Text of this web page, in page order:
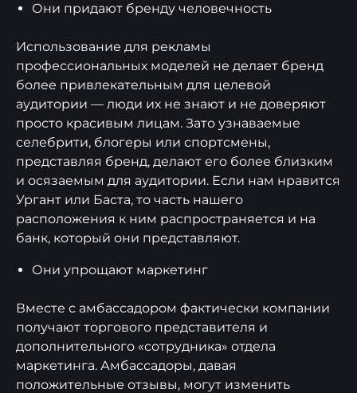
Они придают бренду человечность
Использование для рекламы
профессиональных моделей не делает бренд
более привлекательным для целевой
аудитории — люди их не знают и не доверяют
просто красивым лицам. Зато узнаваемые
селебрити, блогеры или спортсмены,
представляя бренд, делают его более близким
и осязаемым для аудитории. Если нам нравится
Ургант или Баста, то часть нашего
расположения к ним распространяется и на
банк, который они представляют.
Они упрощают маркетинг
Вместе с амбассадором фактически компании
получают торгового представителя и
дополнительного «сотрудника» отдела
маркетинга. Амбассадоры, давая
положительные отзывы, могут изменить